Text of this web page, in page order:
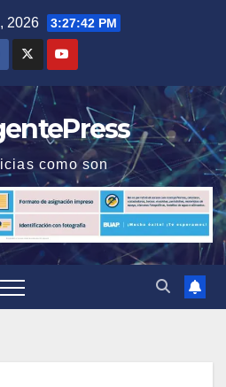
2026 3:27:42 PM
como son